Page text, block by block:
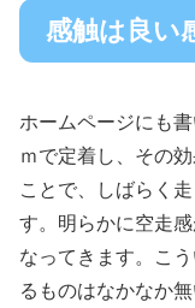
感触は良い
ホームページにも
ｍで定着し、その
ことで、しばらく
す。明らかに空走
なってきます。こ
るものはなかなか